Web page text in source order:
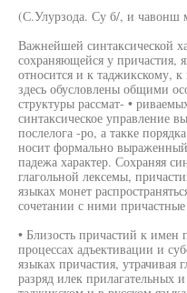
(С.Улурзода. Су б/, и чавонш
Важнейшей синтаксической
сохраняющейся у причастия,
относится и к таджикскому,
здесь обусловлены общими
структуры рассмат- •
синтаксическое управление
послелога -ро, а такке
носит формально
падежа характер. Сохраняя
глагольной лексемы,
языках монет
сочетании с ними
• Близость причастий к имен
процессах адъективации и
языках причастия, утрачивая
разряд илек прилагательных